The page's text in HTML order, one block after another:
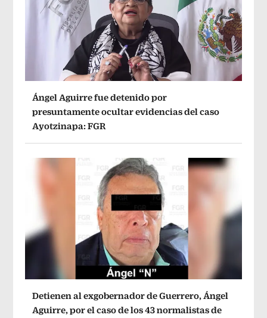
Ángel Aguirre fue detenido por
presuntamente ocultar evidencias del caso
Ayotzinapa: FGR
Detienen al exgobernador de Guerrero, Ángel
Aguirre, por el caso de los 43 normalistas de